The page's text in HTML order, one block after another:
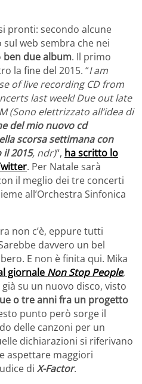
pronti: secondo alcune
web sembra che nei
ben due album. Il primo
la fine del 2015. “I am
of live recording CD from
last week! Due out late
(Sono elettrizzato all’idea di
del mio nuovo cd
scorsa settimana con
il 2015, ndr)“, ha scritto lo
. Per Natale sarà
il meglio dei tre concerti
all’Orchestra Sinfonica
non c’è, eppure tutti
davvero un bel
E non è finita qui. Mika
giornale Non Stop People,
su un nuovo disco, visto
o tre anni fra un progetto
punto però sorge il
delle canzoni per un
dichiarazioni si riferivano
aspettare maggiori
di X-Factor.